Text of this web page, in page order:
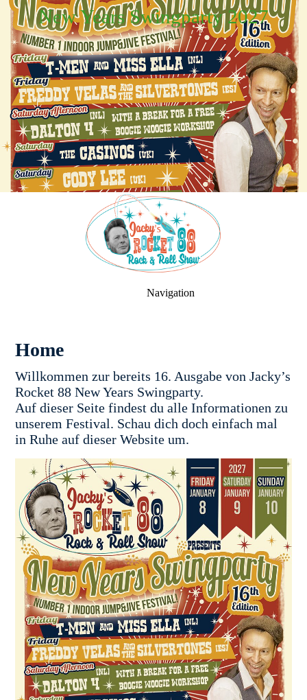
New Years Swingparty 2027
Navigation
Home
Willkommen zur bereits 16. Ausgabe von Jacky’s
Rocket 88 New Years Swingparty.
Auf dieser Seite findest du alle Informationen zu
unserem Festival. Schau dich doch einfach mal
in Ruhe auf dieser Website um.